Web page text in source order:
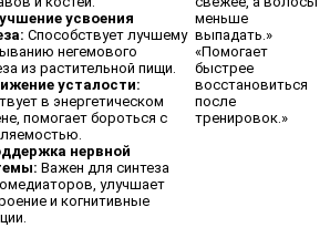
усвоения
Способствует лучшему
негемового
из растительной пищи.
усталости:
в энергетическом
помогает бороться с
нервной
Важен для синтеза
улучшает
и когнитивные
меньше
выпадать.»
«Помогает
быстрее
восстановиться
после
тренировок.»